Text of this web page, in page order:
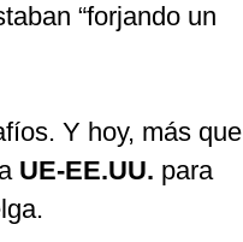
“forjando un
Y hoy, más que
UE-EE.UU. para